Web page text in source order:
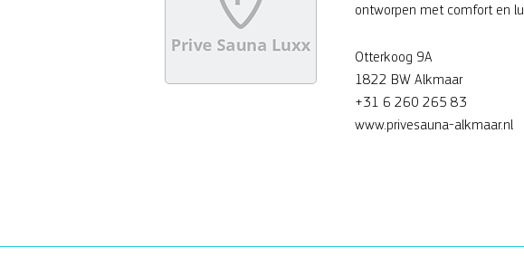
ontworpen met comfort en
Otterkoog 9A
1822 BW Alkmaar
+31 6 260 265 83
www.privesauna-alkmaar.nl